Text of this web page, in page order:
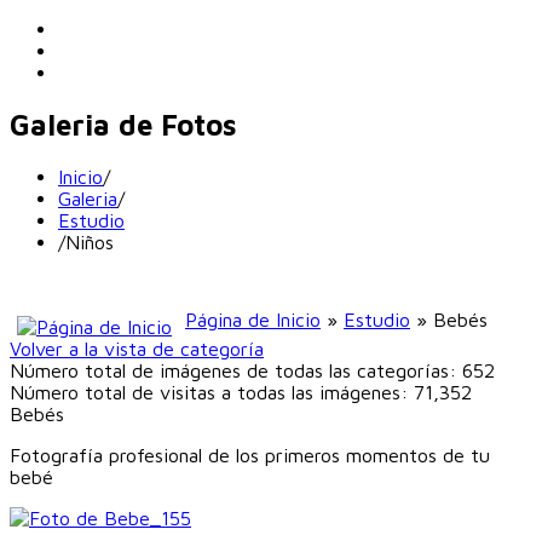
Galeria de Fotos
Inicio/
Galeria/
Estudio
/Niños
Página de Inicio » Estudio » Bebés
Volver a la vista de categoría
Número total de imágenes de todas las categorías: 652
Número total de visitas a todas las imágenes: 71,352
Bebés
Fotografía profesional de los primeros momentos de tu
bebé